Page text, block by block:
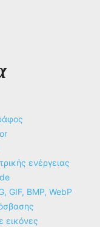
ενέργειας
GIF, BMP, WebP
εικόνες